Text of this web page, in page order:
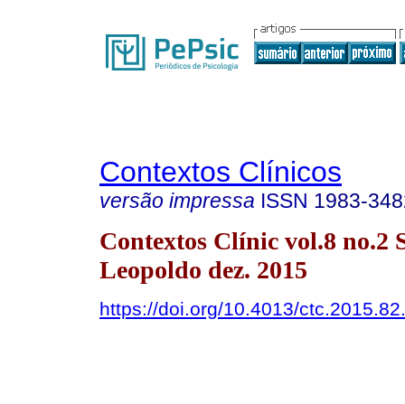
Contextos Clínicos
versão impressa ISSN 1983-
Contextos Clínic vol.8 no.2
Leopoldo dez. 2015
https://doi.org/10.4013/